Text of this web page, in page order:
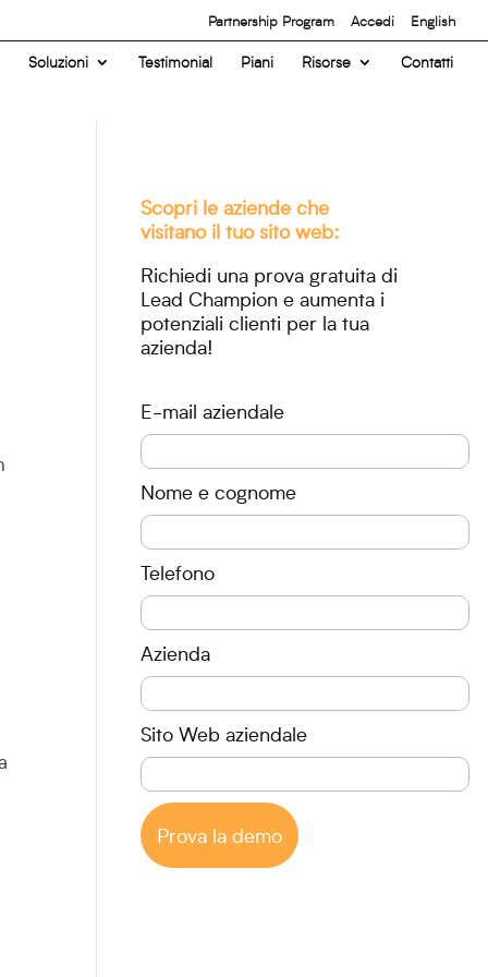
Partnership Program Accedi English
Soluzioni Testimonial Piani Risorse Contatti
Scopri le aziende che
visitano il tuo sito web:
Richiedi una prova gratuita di
Lead Champion e aumenta i
potenziali clienti per la tua
azienda!
E-mail aziendale
Nome e cognome
Telefono
Azienda
Sito Web aziendale
Prova la demo